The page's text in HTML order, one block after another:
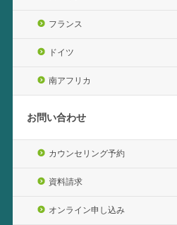
フランス
ドイツ
南アフリカ
お問い合わせ
カウンセリング予約
資料請求
オンライン申し込み